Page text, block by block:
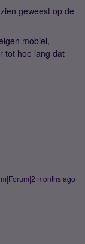
geweest op de
mobiel,
tot hoe lang dat
months ago